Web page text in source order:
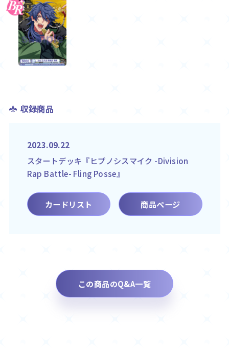
収録商品
2023.09.22
スタートデッキ『ヒプノシスマイク -Division
Rap Battle- Fling Posse』
カードリスト 商品ページ
この商品のQ&A一覧